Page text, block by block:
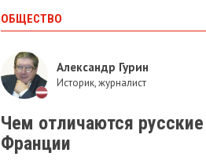
ОБЩЕСТВО
Александр Гурин
Историк, журналист
Чем отличаются
Франции